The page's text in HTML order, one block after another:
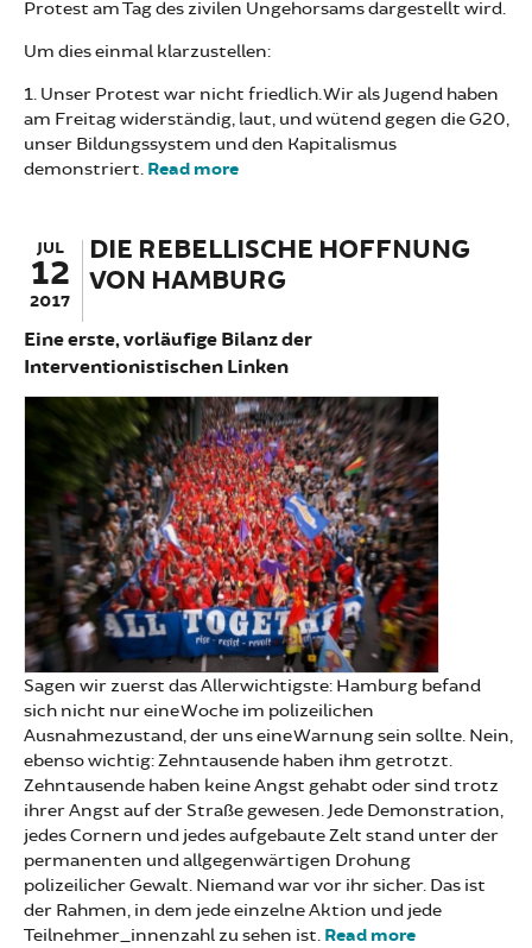
Protest am Tag des zivilen Ungehorsams dargestellt wird.
Um dies einmal klarzustellen:
1. Unser Protest war nicht friedlich. Wir als Jugend haben
am Freitag widerständig, laut, und wütend gegen die G20,
unser Bildungssystem und den Kapitalismus
demonstriert. Read more
JUL
12
2017
DIE REBELLISCHE HOFFNUNG
VON HAMBURG
Eine erste, vorläufige Bilanz der
Interventionistischen Linken
Sagen wir zuerst das Allerwichtigste: Hamburg befand
sich nicht nur eine Woche im polizeilichen
Ausnahmezustand, der uns eine Warnung sein sollte. Nein,
ebenso wichtig: Zehntausende haben ihm getrotzt.
Zehntausende haben keine Angst gehabt oder sind trotz
ihrer Angst auf der Straße gewesen. Jede Demonstration,
jedes Cornern und jedes aufgebaute Zelt stand unter der
permanenten und allgegenwärtigen Drohung
polizeilicher Gewalt. Niemand war vor ihr sicher. Das ist
der Rahmen, in dem jede einzelne Aktion und jede
Teilnehmer_innenzahl zu sehen ist. Read more